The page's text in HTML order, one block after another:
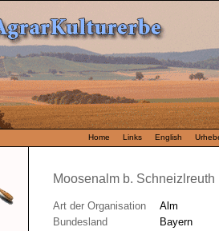
Home Links English
Moosenalm b. Schneizlreuth
Art der Organisation
Alm
Bundesland
Bayern